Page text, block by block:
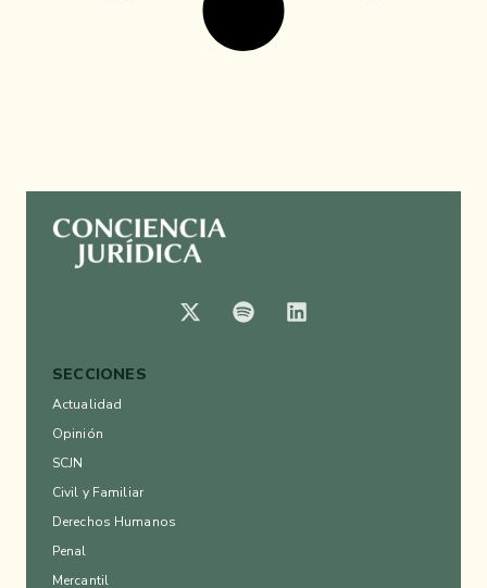
SECCIONES
Actualidad
Opinión
SCJN
Civil y Familiar
Derechos Humanos
Penal
Mercantil